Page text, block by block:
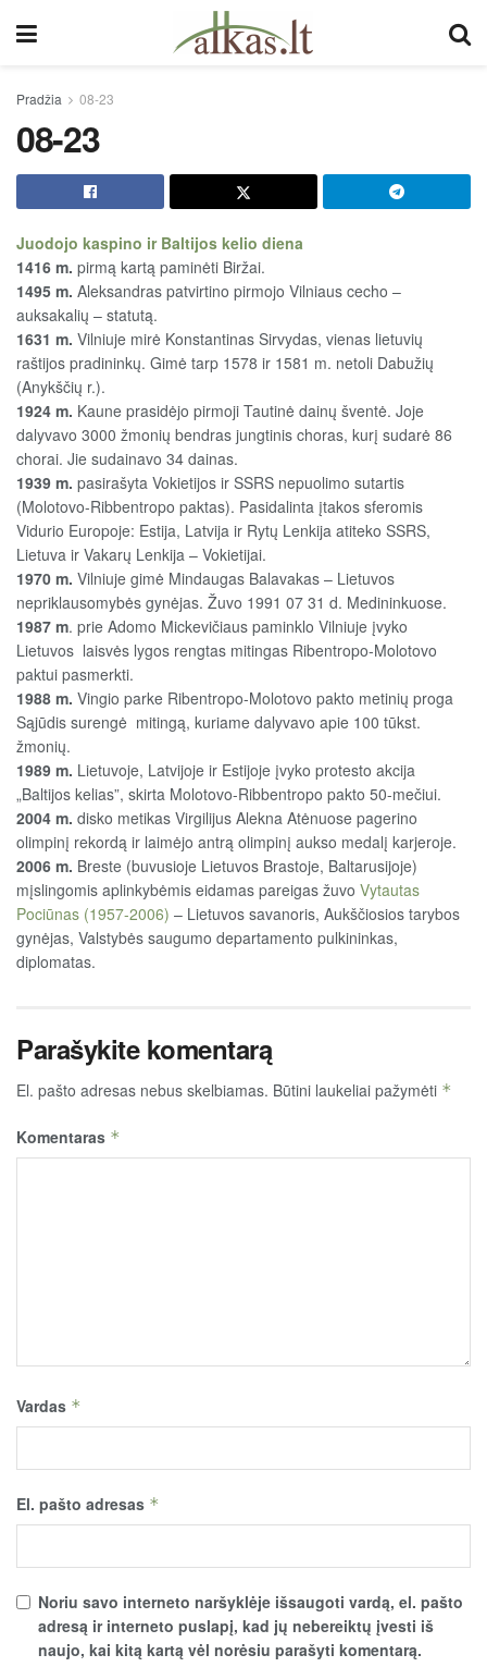
Pradžia 08-23
08-23
Juodojo kaspino ir Baltijos kelio diena
1416 m. pirmą kartą paminėti Biržai.
1495 m. Aleksandras patvirtino pirmojo Vilniaus cecho –
auksakalių – statutą.
1631 m. Vilniuje mirė Konstantinas Sirvydas, vienas lietuvių
raštijos pradininkų. Gimė tarp 1578 ir 1581 m. netoli Dabužių
(Anykščių r.).
1924 m. Kaune prasidėjo pirmoji Tautinė dainų šventė. Joje
dalyvavo 3000 žmonių bendras jungtinis choras, kurį sudarė 86
chorai. Jie sudainavo 34 dainas.
1939 m. pasirašyta Vokietijos ir SSRS nepuolimo sutartis
(Molotovo-Ribbentropo paktas). Pasidalinta įtakos sferomis
Vidurio Europoje: Estija, Latvija ir Rytų Lenkija atiteko SSRS,
Lietuva ir Vakarų Lenkija – Vokietijai.
1970 m. Vilniuje gimė Mindaugas Balavakas – Lietuvos
nepriklausomybės gynėjas. Žuvo 1991 07 31 d. Medininkuose.
1987 m. prie Adomo Mickevičiaus paminklo Vilniuje įvyko
Lietuvos laisvės lygos rengtas mitingas Ribentropo-Molotovo
paktui pasmerkti.
1988 m. Vingio parke Ribentropo-Molotovo pakto metinių proga
Sąjūdis surengė mitingą, kuriame dalyvavo apie 100 tūkst.
žmonių.
1989 m. Lietuvoje, Latvijoje ir Estijoje įvyko protesto akcija
„Baltijos kelias”, skirta Molotovo-Ribbentropo pakto 50-mečiui.
2004 m. disko metikas Virgilijus Alekna Atėnuose pagerino
olimpinį rekordą ir laimėjo antrą olimpinį aukso medalį karjeroje.
2006 m. Breste (buvusioje Lietuvos Brastoje, Baltarusijoje)
mįslingomis aplinkybėmis eidamas pareigas žuvo Vytautas
Pociūnas (1957-2006) – Lietuvos savanoris, Aukščiosios tarybos
gynėjas, Valstybės saugumo departamento pulkininkas,
diplomatas.
Parašykite komentarą
El. pašto adresas nebus skelbiamas. Būtini laukeliai pažymėti *
Komentaras *
Vardas *
El. pašto adresas *
Noriu savo interneto naršyklėje išsaugoti vardą, el. pašto
adresą ir interneto puslapį, kad jų nebereiktų įvesti iš
naujo, kai kitą kartą vėl norėsiu parašyti komentarą.